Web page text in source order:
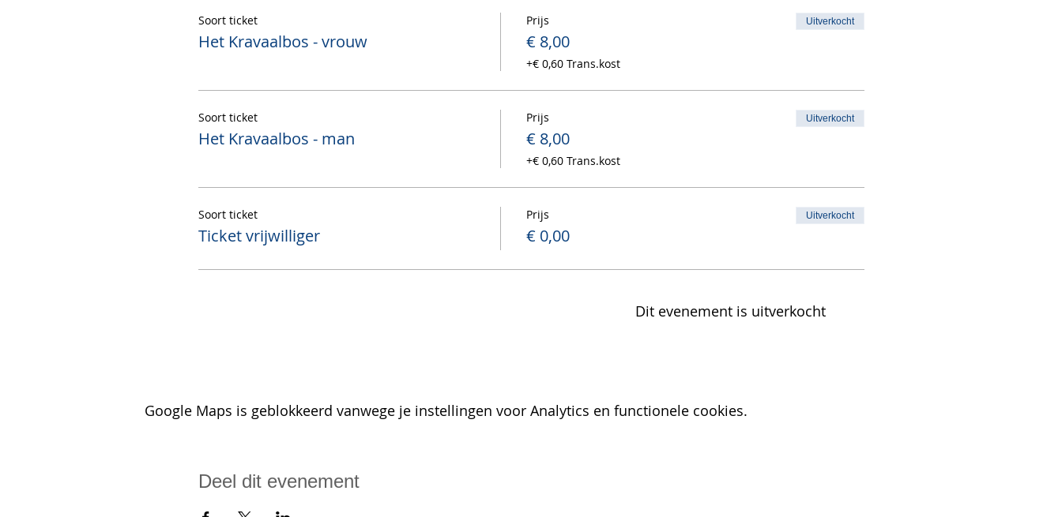
Soort ticket
Het Kravaalbos - vrouw
Prijs
€ 8,00
+€ 0,60 Trans.kost
Uitverkocht
Soort ticket
Het Kravaalbos - man
Prijs
€ 8,00
+€ 0,60 Trans.kost
Uitverkocht
Soort ticket
Ticket vrijwilliger
Prijs
€ 0,00
Uitverkocht
Dit evenement is uitverkocht
Google Maps is geblokkeerd vanwege je instellingen voor Analytics en functionele cookies.
Deel dit evenement